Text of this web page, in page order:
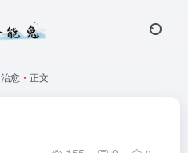
治愈 • 正文